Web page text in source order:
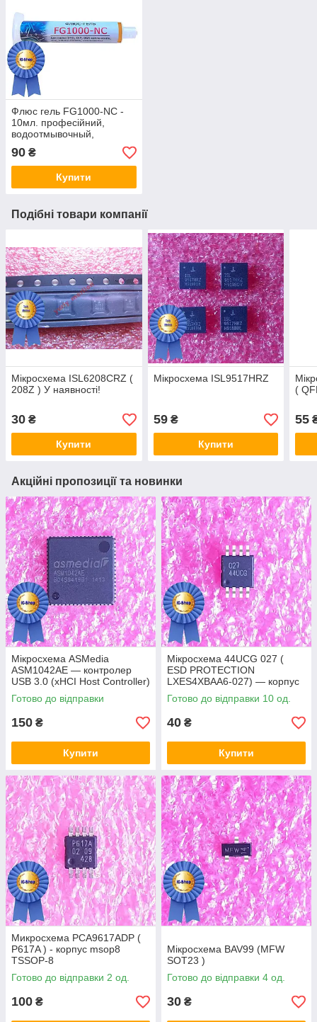
Флюс гель FG1000-NC -
10мл. професійний,
водоотмывочный,
водосмываемый
90 ₴
Купити
Подібні товари компанії
Мікросхема ISL6208CRZ (
208Z ) У наявності!
30 ₴
Купити
Мікросхема ISL9517HRZ
59₴
Купити
(
55
Акційні пропозиції та новинки
Мікросхема ASMedia
ASM1042AE — контролер
USB 3.0 (xHCI Host Controller)
Готово до відправки
150 ₴
Купити
Мікросхема 44UCG 027 (
ESD PROTECTION
LXES4XBAA6-027) — корпус
msop8
Готово до відправки 10 од.
40 ₴
Купити
Микросхема PCA9617ADP (
P617A ) - корпус msop8
TSSOP-8
Готово до відправки 2 од.
100 ₴
Мікросхема BAV99 (MFW
SOT23 )
Готово до відправки 4 од.
30 ₴